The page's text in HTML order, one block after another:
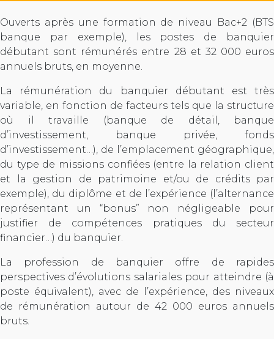
Ouverts après une formation de niveau Bac+2 (BTS
banque par exemple), les postes de banquier
débutant sont rémunérés entre 28 et 32 000 euros
annuels bruts, en moyenne.
La rémunération du banquier débutant est très
variable, en fonction de facteurs tels que la structure
où il travaille (banque de détail, banque
d’investissement, banque privée, fonds
d’investissement…), de l’emplacement géographique,
du type de missions confiées (entre la relation client
et la gestion de patrimoine et/ou de crédits par
exemple), du diplôme et de l’expérience (l’alternance
représentant un “bonus” non négligeable pour
justifier de compétences pratiques du secteur
financier…) du banquier.
La profession de banquier offre de rapides
perspectives d’évolutions salariales pour atteindre (à
poste équivalent), avec de l’expérience, des niveaux
de rémunération autour de 42 000 euros annuels
bruts.